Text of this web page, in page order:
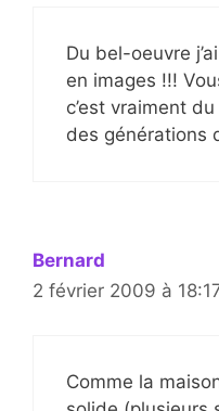
Du bel-oeuvre
en images !!!
c’est vraiment
des générations
Bernard
2 février 2009 à
Comme la